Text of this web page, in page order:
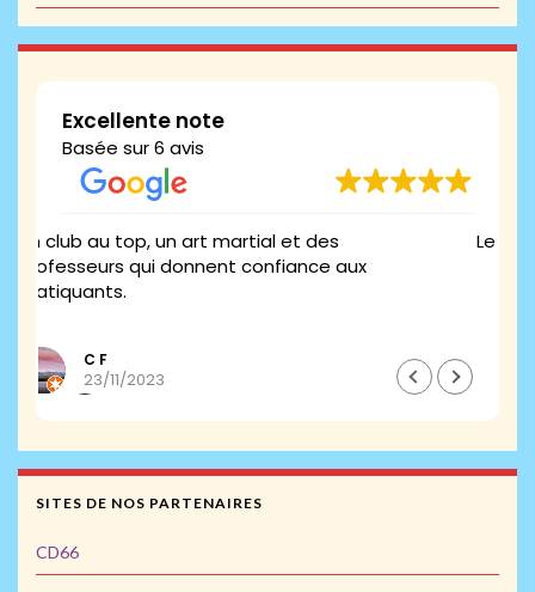
Excellente note
Basée sur 6 avis
Le top du top merci jean Luc
SITES DE NOS PARTENAIRES
CD66